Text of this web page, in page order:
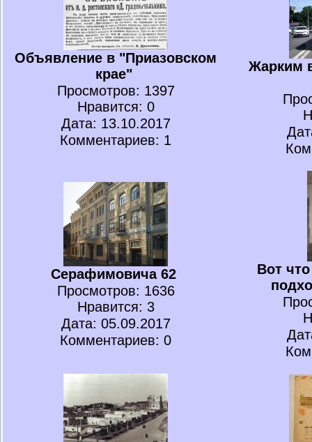
Объявление в "Приазовском
крае"
Просмотров: 1397
Нравится: 0
Дата: 13.10.2017
Комментариев: 1
Жарким
Серафимовича 62
Просмотров: 1636
Нравится: 3
Дата: 05.09.2017
Комментариев: 0
Вот